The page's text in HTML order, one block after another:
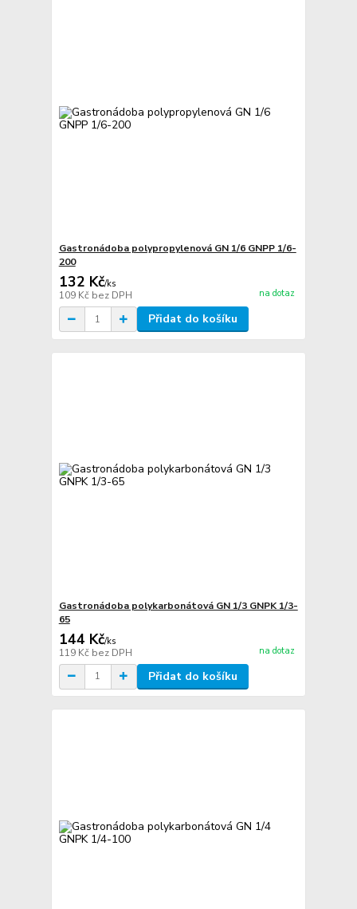
Gastronádoba polypropylenová GN 1/6 GNPP 1/6-
200
132 Kč/ks
109 Kč bez DPH na dotaz
Přidat do košíku
Gastronádoba polykarbonátová GN 1/3 GNPK 1/3-
65
144 Kč/ks
119 Kč bez DPH na dotaz
Přidat do košíku